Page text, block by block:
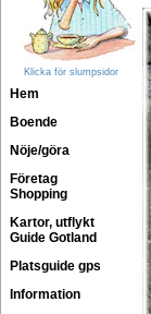
Klicka för slumpsidor
Hem
Boende
Nöje/göra
Företag
Shopping
Kartor, utflykt
Guide Gotland
Platsguide gps
Information